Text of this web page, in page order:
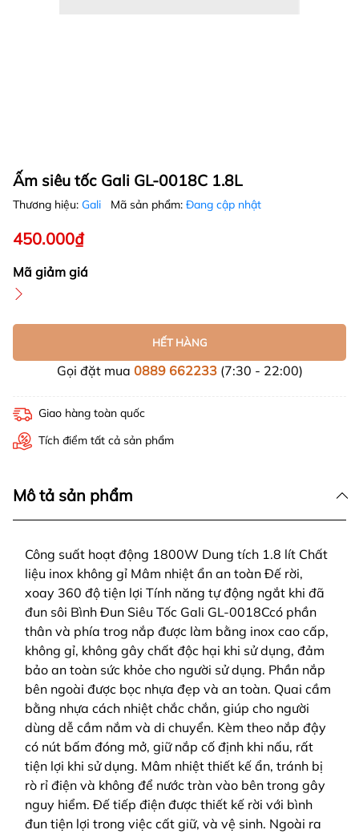
Ấm siêu tốc Gali GL-0018C 1.8L
Thương hiệu: Gali Mã sản phẩm: Đang cập nhật
450.000₫
Mã giảm giá
HẾT HÀNG
Gọi đặt mua 0889 662233(7:30 - 22:00)
Giao hàng toàn quốc
Tích điểm tất cả sản phẩm
Mô tả sản phẩm
Công suất hoạt động 1800W Dung tích 1.8 lít Chất
liệu inox không gỉ Mâm nhiệt ẩn an toàn Đế rời,
xoay 360 độ tiện lợi Tính năng tự động ngắt khi đã
đun sôi Bình Đun Siêu Tốc Gali GL-0018Ccó phần
thân và phía trog nắp được làm bằng inox cao cấp,
không gỉ, không gây chất độc hại khi sử dụng, đảm
bảo an toàn sức khỏe cho người sử dụng. Phần nắp
bên ngoài được bọc nhựa đẹp và an toàn. Quai cầm
bằng nhựa cách nhiệt chắc chắn, giúp cho người
dùng dễ cầm nắm và di chuyển. Kèm theo nắp đậy
có nút bấm đóng mở, giữ nắp cố định khi nấu, rất
tiện lợi khi sử dụng. Mâm nhiệt thiết kế ẩn, tránh bị
rò rỉ điện và không để nước tràn vào bên trong gây
nguy hiểm. Đế tiếp điện được thiết kế rời với bình
đun tiện lợi trong việc cất giữ, và vệ sinh. Ngoài ra